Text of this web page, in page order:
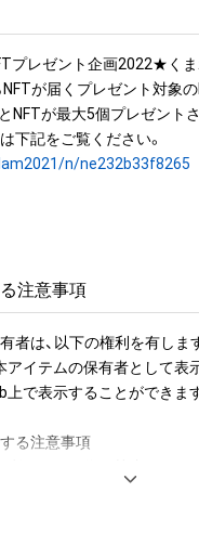
プレゼント企画2022★くま
が届くプレゼント対象の
NFTが最大5個プレゼントさ
n/ne232b33f8265
注意事項
は、以下の権利を有します
アイテムの保有者として表
上で表示することができます
る注意事項